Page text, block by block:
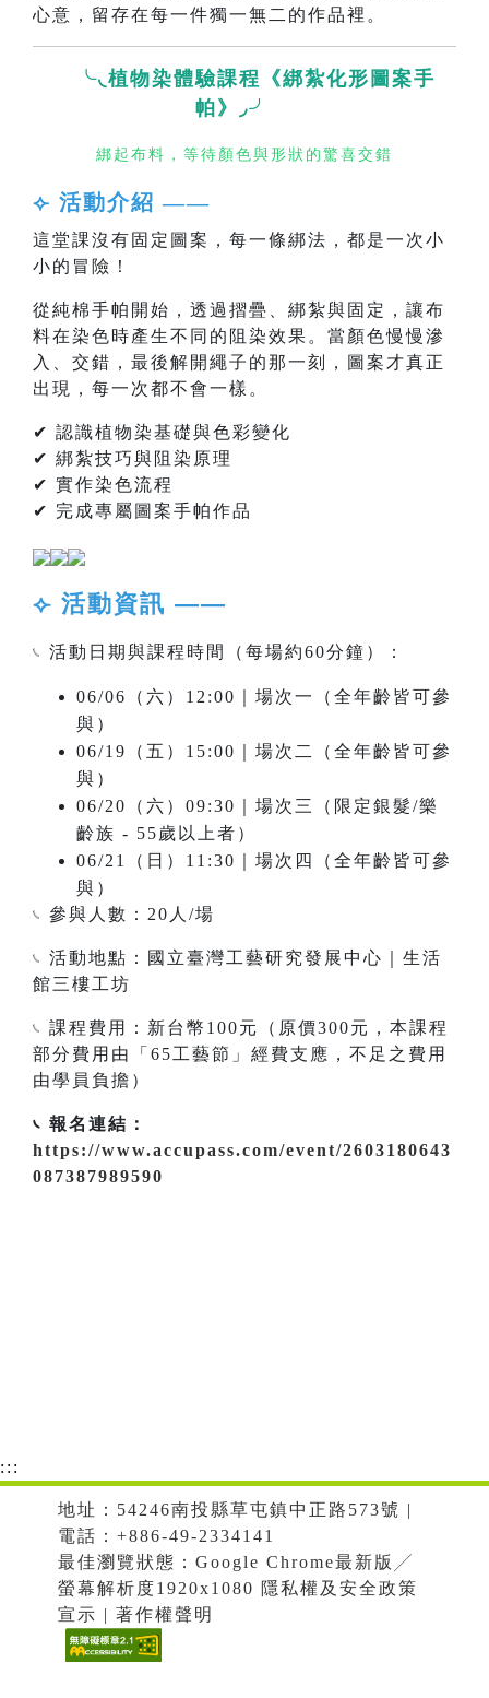
心意，留存在每一件獨一無二的作品裡。
╰◟植物染體驗課程《綁紮化形圖案手
帕》◞╯
綁起布料，等待顏色與形狀的驚喜交錯
⟣ 活動介紹 ——
這堂課沒有固定圖案，每一條綁法，都是一次小
小的冒險！
從純棉手帕開始，透過摺疊、綁紮與固定，讓布
料在染色時產生不同的阻染效果。當顏色慢慢滲
入、交錯，最後解開繩子的那一刻，圖案才真正
出現，每一次都不會一樣。
✔ 認識植物染基礎與色彩變化
✔ 綁紮技巧與阻染原理
✔ 實作染色流程
✔ 完成專屬圖案手帕作品
⟣ 活動資訊 ——
𓏹 活動日期與課程時間（每場約60分鐘）：
06/06（六）12:00｜場次一（全年齡皆可參
與）
06/19（五）15:00｜場次二（全年齡皆可參
與）
06/20（六）09:30｜場次三（限定銀髮/樂
齡族 - 55歲以上者）
06/21（日）11:30｜場次四（全年齡皆可參
與）
𓏹 參與人數：20人/場
𓏹 活動地點：國立臺灣工藝研究發展中心｜生活
館三樓工坊
𓏹 課程費用：新台幣100元（原價300元，本課程
部分費用由「65工藝節」經費支應，不足之費用
由學員負擔）
𓏹 報名連結：
https://www.accupass.com/event/2603180643
087387989590
:::
地址：54246南投縣草屯鎮中正路573號 |
電話：+886-49-2334141
最佳瀏覽狀態：Google Chrome最新版╱
螢幕解析度1920x1080 隱私權及安全政策
宣示 | 著作權聲明